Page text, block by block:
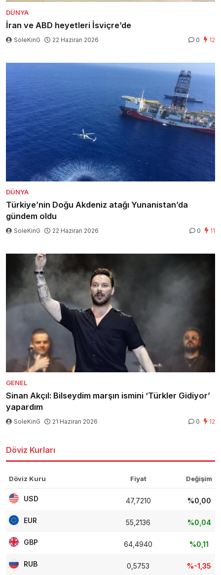
DÜNYA
İran ve ABD heyetleri İsviçre’de
SoleKinG 22 Haziran 2026 0 12
DÜNYA
Türkiye’nin Doğu Akdeniz atağı Yunanistan’da
gündem oldu
SoleKinG 22 Haziran 2026 0 11
GENEL
Sinan Akçıl: Bilseydim marşın ismini ‘Türkler Gidiyor’
yapardım
SoleKinG 21 Haziran 2026 0 12
Döviz Kurları
Döviz Kuru Fiyat Değişim
USD 47,7210 %0,00
EUR 55,2136 %0,04
GBP 64,4940 %0,11
RUB 0,5753 %-1,35